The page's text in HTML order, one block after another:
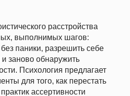
расстройства
выполнимых шагов:
паники, разрешить себе
заново обнаружить
Психология предлагает
для того, как перестать
ассертивности